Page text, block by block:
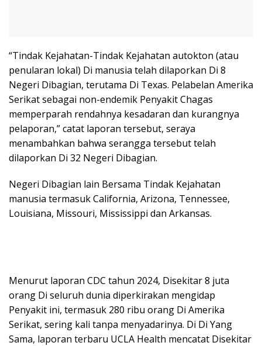
“Tindak Kejahatan-Tindak Kejahatan autokton (atau
penularan lokal) Di manusia telah dilaporkan Di 8
Negeri Dibagian, terutama Di Texas. Pelabelan Amerika
Serikat sebagai non-endemik Penyakit Chagas
memperparah rendahnya kesadaran dan kurangnya
pelaporan,” catat laporan tersebut, seraya
menambahkan bahwa serangga tersebut telah
dilaporkan Di 32 Negeri Dibagian.
Negeri Dibagian lain Bersama Tindak Kejahatan
manusia termasuk California, Arizona, Tennessee,
Louisiana, Missouri, Mississippi dan Arkansas.
Menurut laporan CDC tahun 2024, Disekitar 8 juta
orang Di seluruh dunia diperkirakan mengidap
Penyakit ini, termasuk 280 ribu orang Di Amerika
Serikat, sering kali tanpa menyadarinya. Di Di Yang
Sama, laporan terbaru UCLA Health mencatat Disekitar